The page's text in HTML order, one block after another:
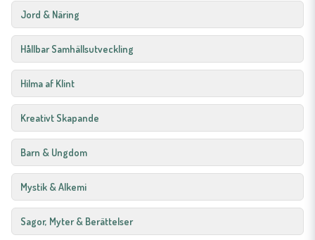
Jord & Näring
Hållbar Samhällsutveckling
Hilma af Klint
Kreativt Skapande
Barn & Ungdom
Mystik & Alkemi
Sagor, Myter & Berättelser